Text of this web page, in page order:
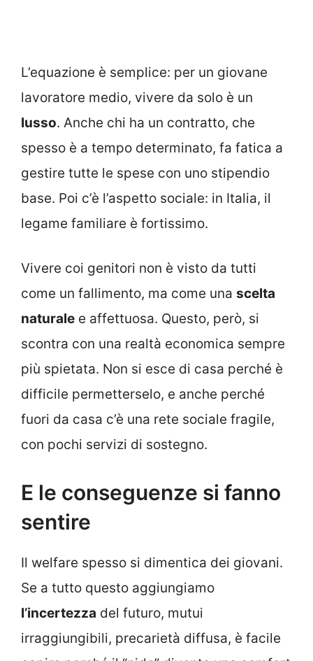
L’equazione è semplice: per un giovane
lavoratore medio, vivere da solo è un
lusso. Anche chi ha un contratto, che
spesso è a tempo determinato, fa fatica a
gestire tutte le spese con uno stipendio
base. Poi c’è l’aspetto sociale: in Italia, il
legame familiare è fortissimo.
Vivere coi genitori non è visto da tutti
come un fallimento, ma come una scelta
naturale e affettuosa. Questo, però, si
scontra con una realtà economica sempre
più spietata. Non si esce di casa perché è
difficile permetterselo, e anche perché
fuori da casa c’è una rete sociale fragile,
con pochi servizi di sostegno.
E le conseguenze si fanno
sentire
Il welfare spesso si dimentica dei giovani.
Se a tutto questo aggiungiamo
l’incertezza del futuro, mutui
irraggiungibili, precarietà diffusa, è facile